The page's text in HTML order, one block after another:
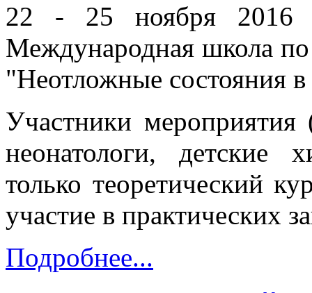
22 - 25 ноября 2016
Международная школа
"Неотложные состояния
Участники мероприятия
неонатологи, детские
только теоретический
участие в практических
Подробнее...